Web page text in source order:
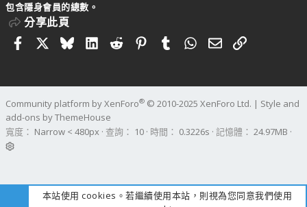
包含隱身會員的總數。
分享此頁
FacebookBlueskyLinkedIn
RedditPinterestTumblrWhatsApp
電子郵件
連結
Community platform by XenForo® © 2010-2025 XenForo Ltd. | Style and
add-ons by ThemeHouse
寬度
查詢 10 時間 0.3226s 記憶體 24.97MB
本站使用 cookies。若繼續使用本站，則視為您同意我們使用